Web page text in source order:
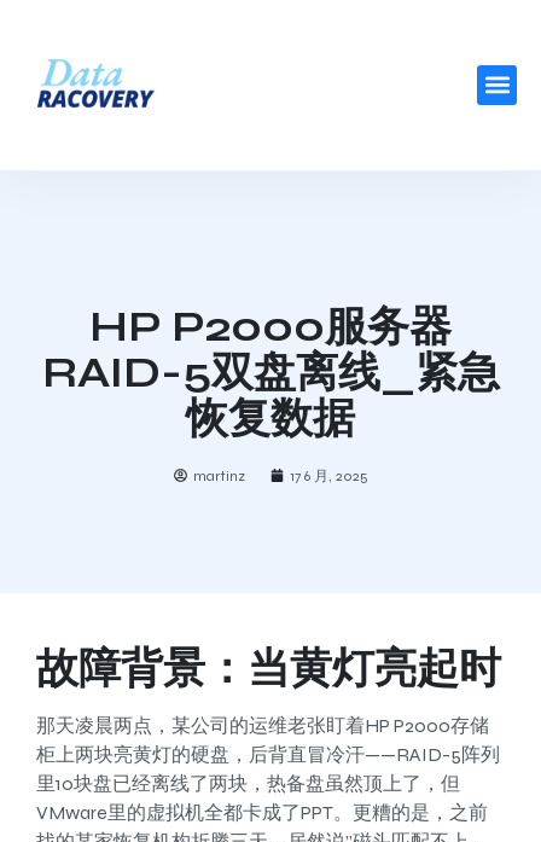
HP P2000服务器
RAID-5双盘离线_紧急
恢复数据
martinz 17 6 月, 2025
故障背景：当黄灯亮起时
那天凌晨两点，某公司的运维老张盯着HP P2000存储
柜上两块亮黄灯的硬盘，后背直冒冷汗——RAID-5阵列
里10块盘已经离线了两块，热备盘虽然顶上了，但
VMware里的虚拟机全都卡成了PPT。更糟的是，之前